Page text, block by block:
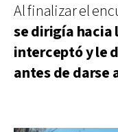
Al finalizar el
se dirigía hacia
interceptó y le
antes de darse